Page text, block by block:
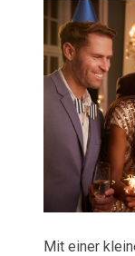
Mit einer